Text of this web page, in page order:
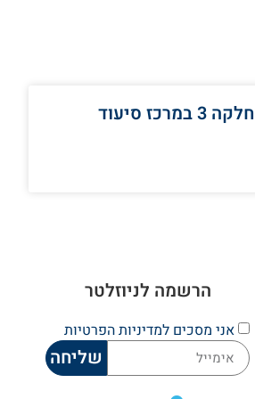
מכתב תודה למחלקה 3 במרכז סיעוד
הרשמה לניוזלטר
אני מסכים למדיניות הפרטיות
שליחה